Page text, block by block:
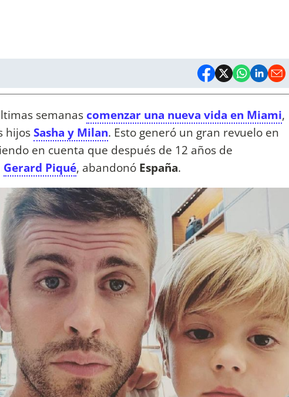
semanas comenzar una nueva vida en Miami,
hijosSasha y Milan. Esto generó un gran revuelo en
en cuenta que después de 12 años de
Gerard Piqué, abandonó España.